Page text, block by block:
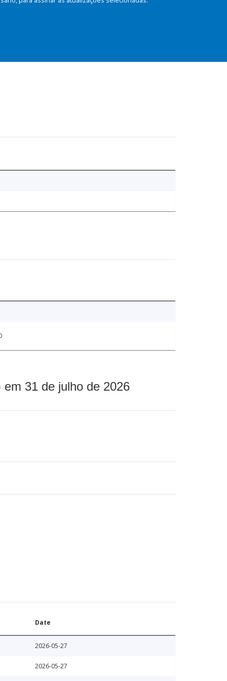
31 de julho de 2026
Date
2026-05-27
2026-05-27